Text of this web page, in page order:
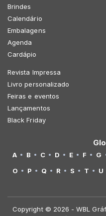
Brindes
Calendário
Embalagens
Agenda
Cardápio
Revista Impressa
Livro personalizado
Feiras e eventos
Lançamentos
Black Friday
A B C D E F G
O
P Q R S T U
Copyright © 2026 - WBL